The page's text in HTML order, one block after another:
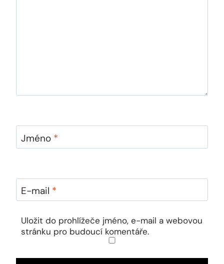
Jméno *
E-mail *
Uložit do prohlížeče jméno, e-mail a webovou
stránku pro budoucí komentáře.